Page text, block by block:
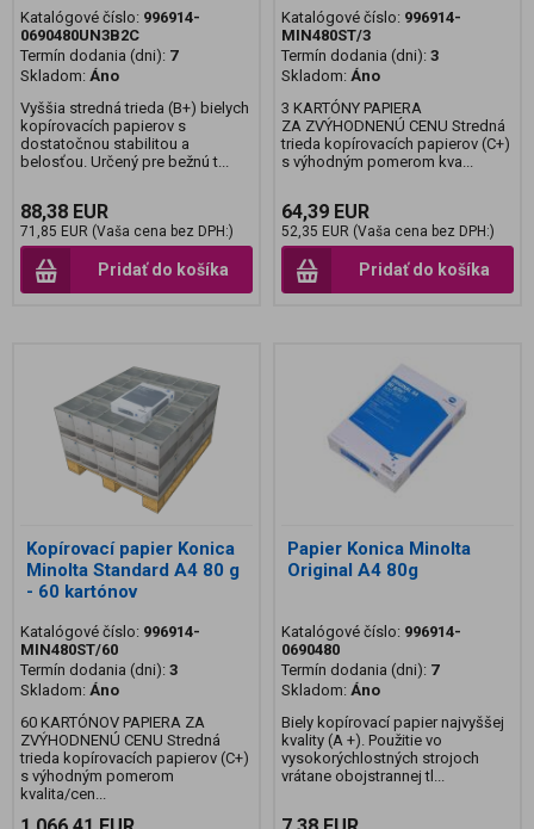
Katalógové číslo: 996914-
0690480UN3B2C
Termín dodania (dni): 7
Skladom: Áno
Vyššia stredná trieda (B+) bielych
kopírovacích papierov s
dostatočnou stabilitou a
belosťou. Určený pre bežnú t...
88,38 EUR
71,85 EUR (Vaša cena bez DPH:)
Pridať do košíka
Katalógové číslo: 996914-
MIN480ST/3
Termín dodania (dni): 3
Skladom: Áno
3 KARTÓNY PAPIERA
ZA ZVÝHODNENÚ CENU Stredná
trieda kopírovacích papierov (C+)
s výhodným pomerom kva...
64,39 EUR
52,35 EUR (Vaša cena bez DPH:)
Pridať do košíka
Kopírovací papier Konica
Minolta Standard A4 80 g
- 60 kartónov
Katalógové číslo: 996914-
MIN480ST/60
Termín dodania (dni): 3
Skladom: Áno
60 KARTÓNOV PAPIERA ZA
ZVÝHODNENÚ CENU Stredná
trieda kopírovacích papierov (C+)
s výhodným pomerom
kvalita/cen...
Papier Konica Minolta
Original A4 80g
Katalógové číslo: 996914-
0690480
Termín dodania (dni): 7
Skladom: Áno
Biely kopírovací papier najvyššej
kvality (A +). Použitie vo
vysokorýchlostných strojoch
vrátane obojstrannej tl...